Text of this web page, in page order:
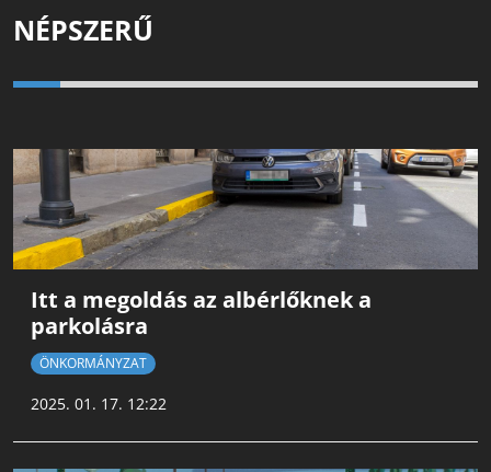
NÉPSZERŰ
Itt a megoldás az albérlőknek a
parkolásra
ÖNKORMÁNYZAT
2025. 01. 17. 12:22